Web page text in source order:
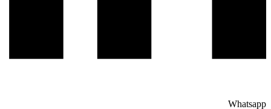
Whatsapp